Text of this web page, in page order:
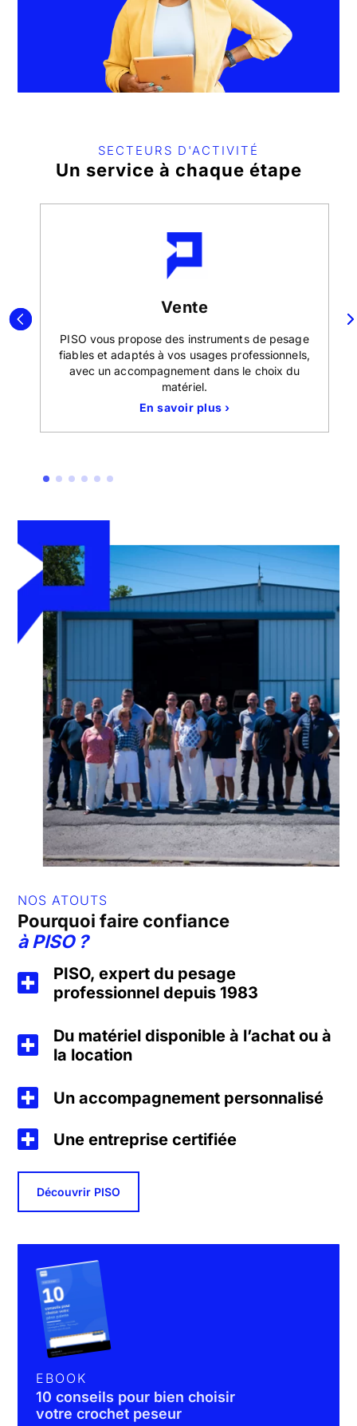
SECTEURS D'ACTIVITÉ
Un service à chaque étape
Vente
PISO vous propose des instruments de pesage
fiables et adaptés à vos usages professionnels,
avec un accompagnement dans le choix du
matériel.
En savoir plus ›
NOS ATOUTS
Pourquoi faire confiance
àPISO?
PISO, expert du pesage
professionnel depuis 1983
Du matériel disponible à l’achat ou à
la location
Un accompagnement personnalisé
Une entreprise certifiée
Découvrir PISO
EBOOK
10 conseils pour bien choisir
votre crochet peseur